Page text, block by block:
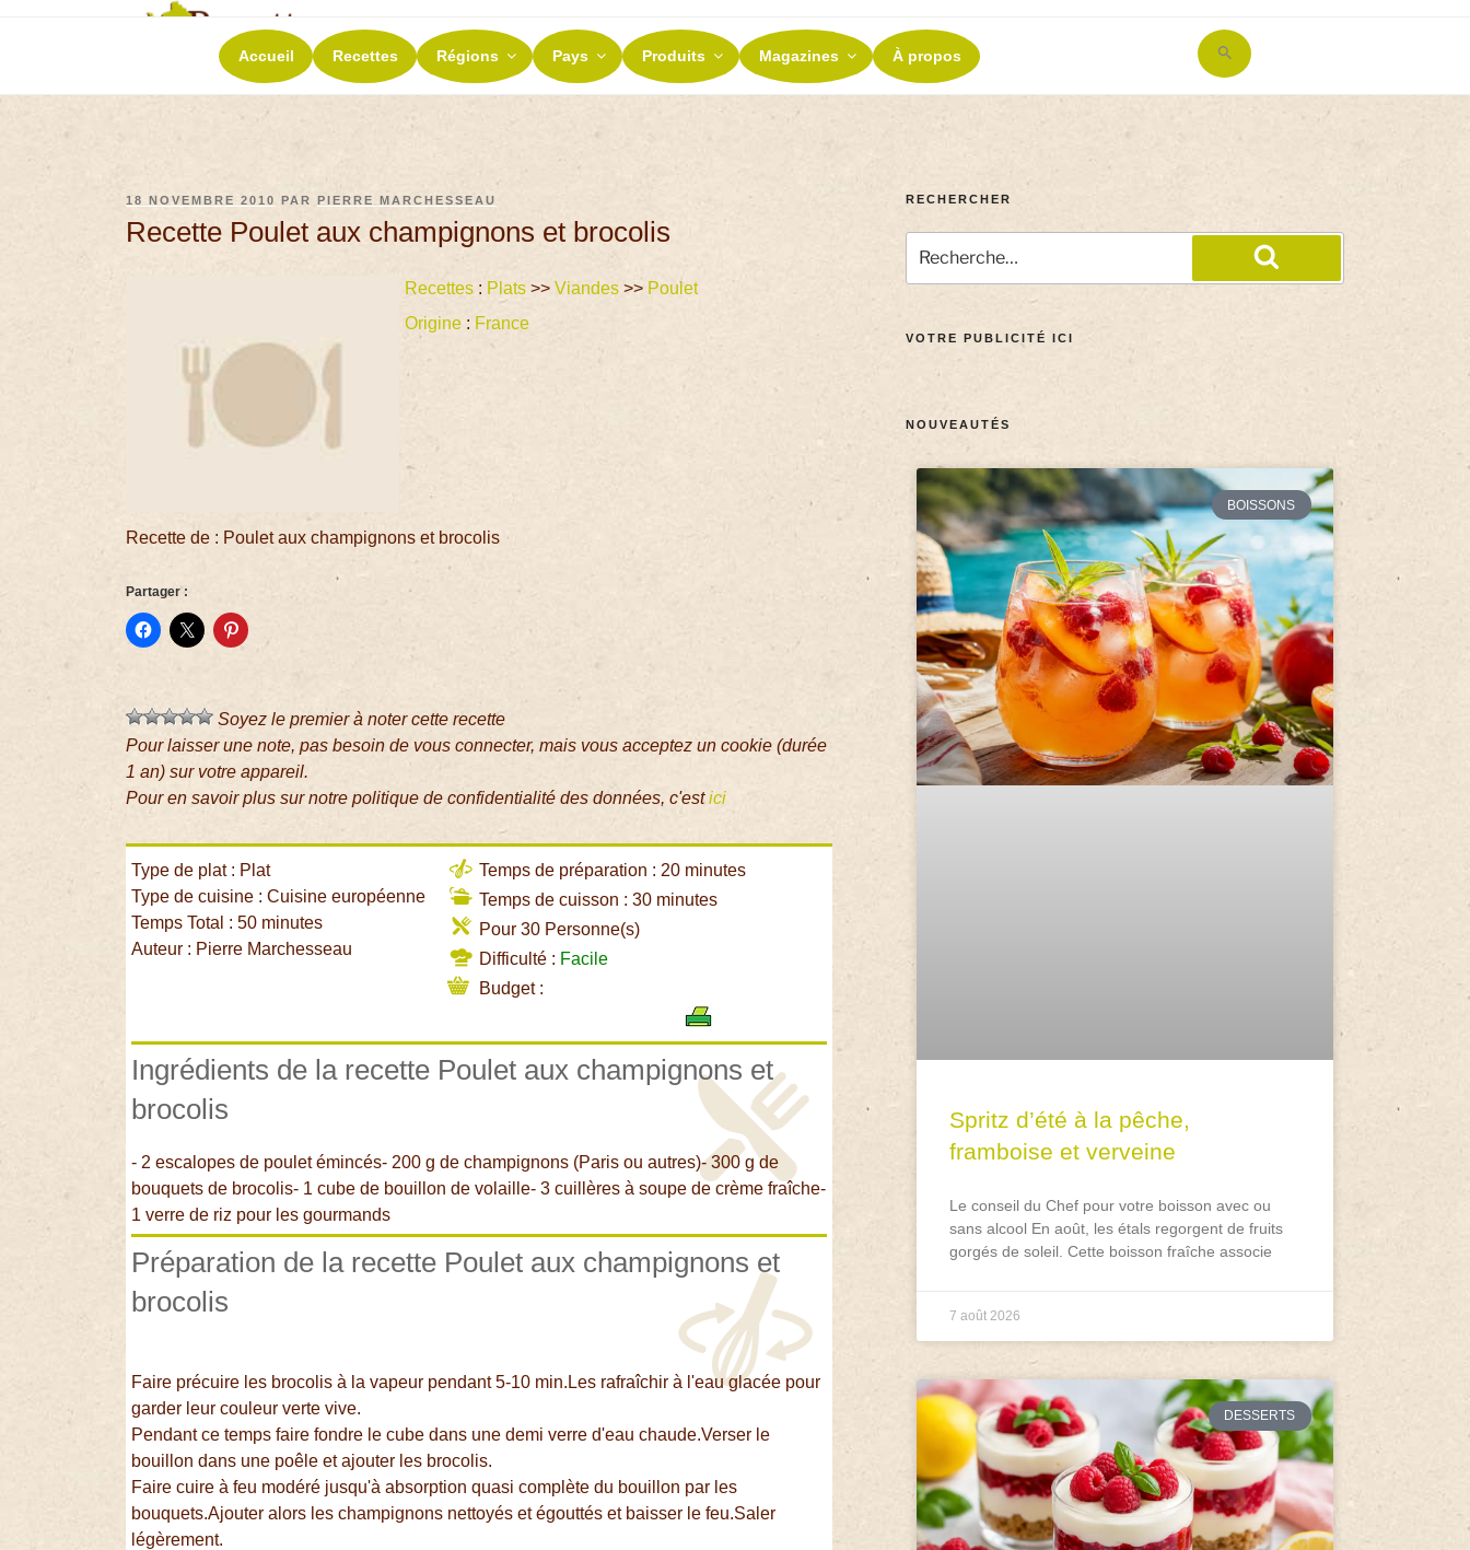
RECETTES ET TERROIRS
La richesse de nos terroirs
Accueil Recettes Régions Pays Produits Magazines À propos
Search
for:
18 NOVEMBRE 2010 PARPIERRE MARCHESSEAU
Recette Poulet aux champignons et brocolis
Recettes : Plats >>Viandes >> Poulet
Origine : France
Recette de : Poulet aux champignons et brocolis
Partager :
Soyez le premier à noter cette recette
Pour laisser une note, pas besoin de vous connecter, mais vous acceptez un cookie (durée
1 an) sur votre appareil.
Pour en savoir plus sur notre politique de confidentialité des données, c'estici
Type de plat : Plat
Type de cuisine : Cuisine européenne
Temps Total : 50 minutes
Auteur : Pierre Marchesseau
Temps de préparation : 20 minutes
Temps de cuisson : 30 minutes
Pour 30 Personne(s)
Difficulté : Facile
Budget :
Ingrédients de la recette Poulet aux champignons et
brocolis
- 2 escalopes de poulet émincés- 200 g de champignons (Paris ou autres)- 300 g de
bouquets de brocolis- 1 cube de bouillon de volaille- 3 cuillères à soupe de crème fraîche-
1 verre de riz pour les gourmands
Préparation de la recette Poulet aux champignons et
brocolis
Faire précuire les brocolis à la vapeur pendant 5-10 min.Les rafraîchir à l'eau glacée pour
garder leur couleur verte vive.
Pendant ce temps faire fondre le cube dans une demi verre d'eau chaude.Verser le
bouillon dans une poêle et ajouter les brocolis.
Faire cuire à feu modéré jusqu'à absorption quasi complète du bouillon par les
bouquets.Ajouter alors les champignons nettoyés et égouttés et baisser le feu.Saler
légèrement.
RECHERCHER
VOTRE PUBLICITÉ ICI
NOUVEAUTÉS
BOISSONS
Spritz d’été à la pêche,
framboise et verveine
Le conseil du Chef pour votre boisson avec ou
sans alcool En août, les étals regorgent de fruits
gorgés de soleil. Cette boisson fraîche associe
7 août 2026
DESSERTS